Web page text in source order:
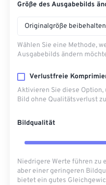
Größe des Ausgabebilds
Originalgröße beibehalten
Wählen Sie eine Methode,
Ausgabebilds ändern
Verlustfreie
Aktivieren Sie diese Option,
Bild ohne Qualitätsverlust
Bildqualität
Niedrigere Werte führen zu
aber einer geringeren
bietet ein gutes